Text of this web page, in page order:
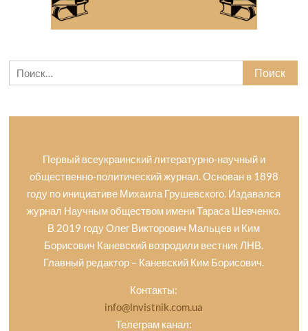
Найти:
Первый всеукраинский литературно-научный и
общественно-политический журнал. Основан в 1898
году по инициативе Михаила Грушевского. Издавался
журнал Научным обществом имени Тараса Шевченко.
В 2019 году Олег Викторович Мальцев и Ким
Борисович Каневский возродили вестник ЛНВ.
Главный редактор – Каневский Ким Борисович.
Контакты:
info@lnvistnik.com.ua
Телеграм канал: